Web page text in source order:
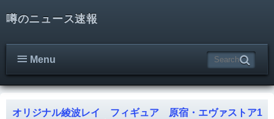
噂のニュース速報
Menu
オリジナル綾波レイ フィギュア 原宿・エヴァストア1